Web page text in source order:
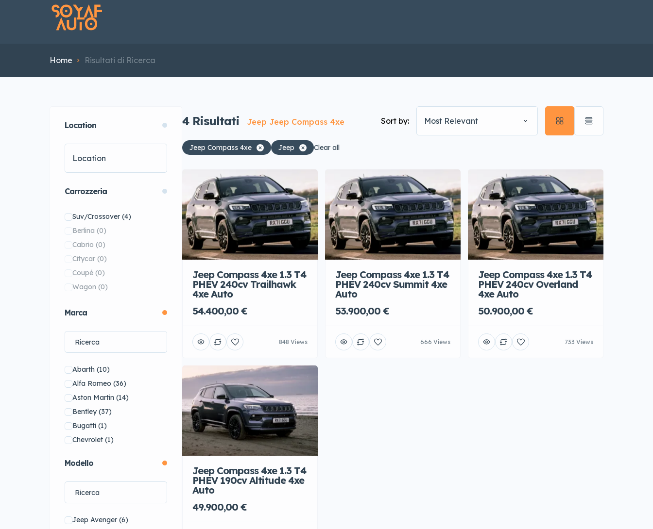
Home Risultati di Ricerca
Location
Carrozzeria
Suv/Crossover (4)
Berlina (0)
Cabrio (0)
Citycar (0)
Coupé (0)
Wagon (0)
Marca
Abarth (10)
Alfa Romeo (36)
Aston Martin (14)
Bentley(37)
Bugatti (1)
Chevrolet (1)
DS(61)
Ferrari(14)
FIAT(20)
Honda(1)
Modello
Jeep Avenger (6)
4 Risultati Jeep Jeep Compass 4xe Sort by: Most Relevant
Jeep Compass 4xe Jeep Clear all
Jeep Compass 4xe 1.3 T4
PHEV 240cv Trailhawk
4xe Auto
54.400,00 €
848 Views
Jeep Compass 4xe 1.3 T4
PHEV 240cv Summit 4xe
Auto
53.900,00 €
666 Views
Jeep Compass 4xe 1.3 T4
PHEV 240cv Overland
4xe Auto
50.900,00 €
733 Views
Jeep Compass 4xe 1.3 T4
PHEV 190cv Altitude 4xe
Auto
49.900,00 €